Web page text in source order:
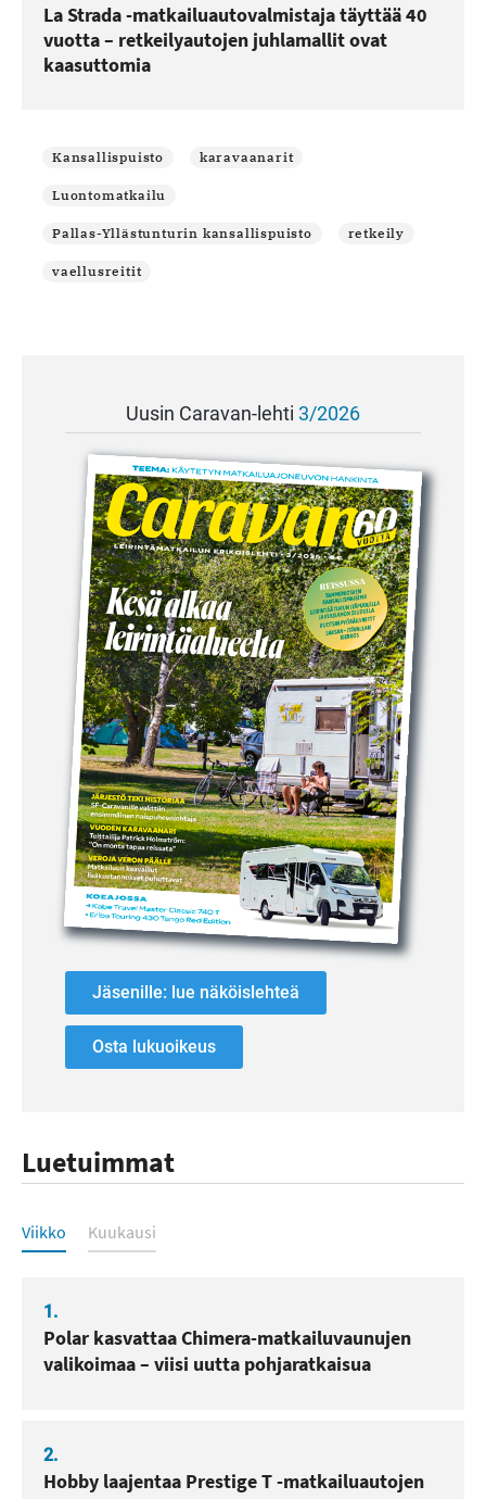
La Strada -matkailuautovalmistaja täyttää 40
vuotta – retkeilyautojen juhlamallit ovat
kaasuttomia
Kansallispuisto karavaanarit
Luontomatkailu
Pallas-Yllästunturin kansallispuisto retkeily
vaellusreitit
Uusin Caravan-lehti 3/2026
Jäsenille: lue näköislehteä
Osta lukuoikeus
Luetuimmat
Luetuimmat
Viikko Kuukausi
1.
Polar kasvattaa Chimera-matkailuvaunujen
valikoimaa – viisi uutta pohjaratkaisua
2.
Hobby laajentaa Prestige T -matkailuautojen